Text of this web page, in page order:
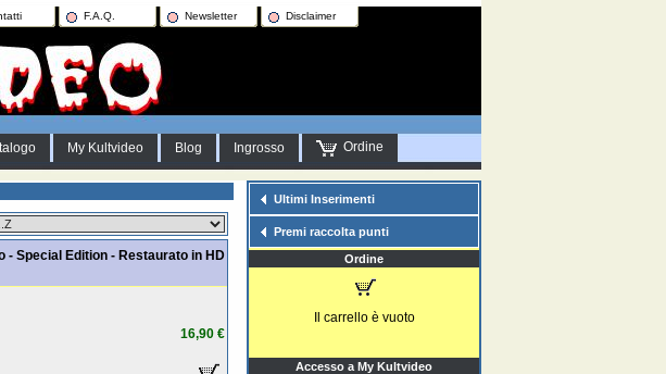
F.A.Q. Newsletter Disclaimer
My Kultvideo Blog Ingrosso Ordine
- Special Edition - Restaurato in HD
16,90 €
Ultimi Inserimenti
Premi raccolta punti
Ordine
Il carrello è vuoto
Accesso a My Kultvideo